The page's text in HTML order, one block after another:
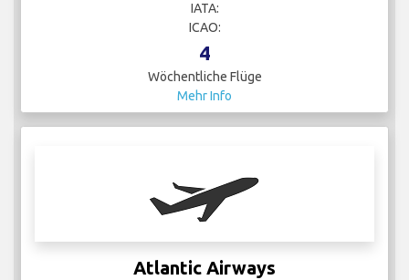
IATA:
ICAO:
4
Wöchentliche Flüge
Mehr Info
Atlantic Airways